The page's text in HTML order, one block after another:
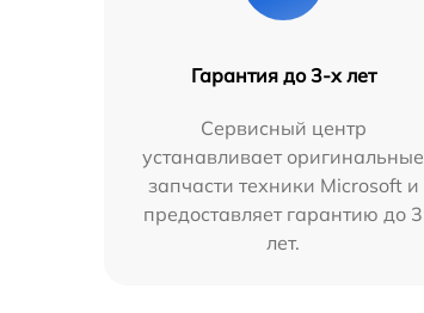
Гарантия до 3-х лет
Сервисный центр
устанавливает оригинальные
запчасти техники Microsoft и
предоставляет гарантию до 3
лет.